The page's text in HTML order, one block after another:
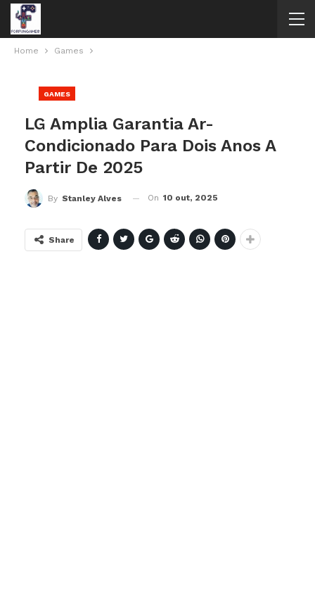
Home Games
GAMES
LG Amplia Garantia Ar-
Condicionado Para Dois Anos A
Partir De 2025
By Stanley Alves On 10 out, 2025
Share